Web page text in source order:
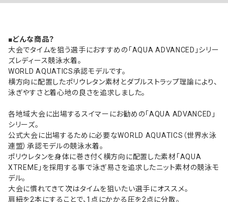
■どんな商品？
大会でタイムを狙う選手におすすめの「AQUA ADVANCED」シリー
ズレディース競泳水着。
WORLD AQUATICS承認モデルです。
横方向に配置したポリウレタン素材とダブルストラップ理論により、
泳ぎやすさと着心地の良さを追求しました。
各地域大会に出場するスイマーにお勧めの「AQUA ADVANCED」
シリーズ。
公式大会に出場するために必要なWORLD AQUATICS（世界水泳
連盟）承認モデルの競泳水着。
ポリウレタンを身体に巻き付く横方向に配置した素材「AQUA
XTREME」を採用する事で泳ぎ易さを追求したニット素材の競泳モ
デル。
大会に慣れてきて次はタイムを狙いたい選手にオススメ。
肩紐を2本にすることで、1点にかかる圧を2点に分散。